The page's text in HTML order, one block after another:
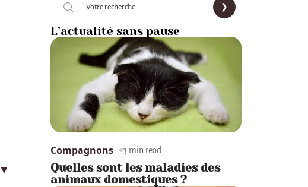
L’actualité sans pause
Compagnons 3 min read
Quelles sont les maladies des
animaux domestiques ?